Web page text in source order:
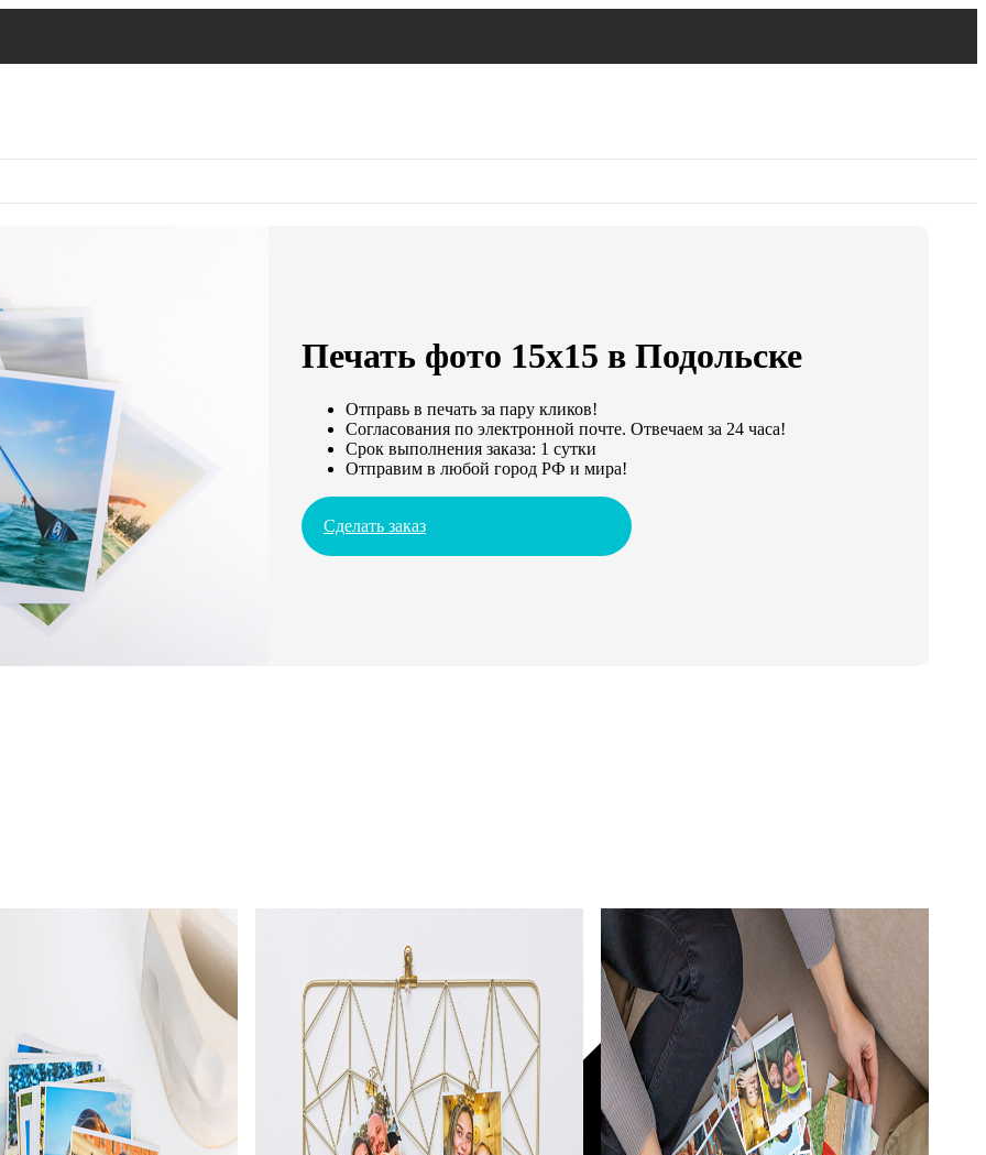
Печать фото 15х15 в Подольске
Отправь в печать за пару кликов!
Согласования по электронной почте. Отвечаем за 24 часа!
Срок выполнения заказа: 1 сутки
Отправим в любой город РФ и мира!
Сделать заказ